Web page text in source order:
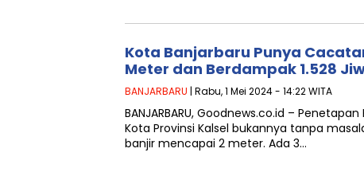
Kota Banjarbaru Punya
Meter dan Berdampak 1.528
BANJARBARU | Rabu, 1 Mei 2024 - 14:22 WITA
BANJARBARU, Goodnews.co.id –
Kota Provinsi Kalsel bukannya tanpa
banjir mencapai 2 meter. Ada 3…